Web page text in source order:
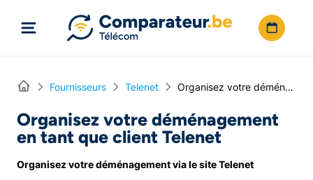
Home Fournisseurs Telenet Organisez votre déménagement en tant que client Telenet
Organisez votre déménagement
en tant que client Telenet
Organisez votre déménagement via le site Telenet